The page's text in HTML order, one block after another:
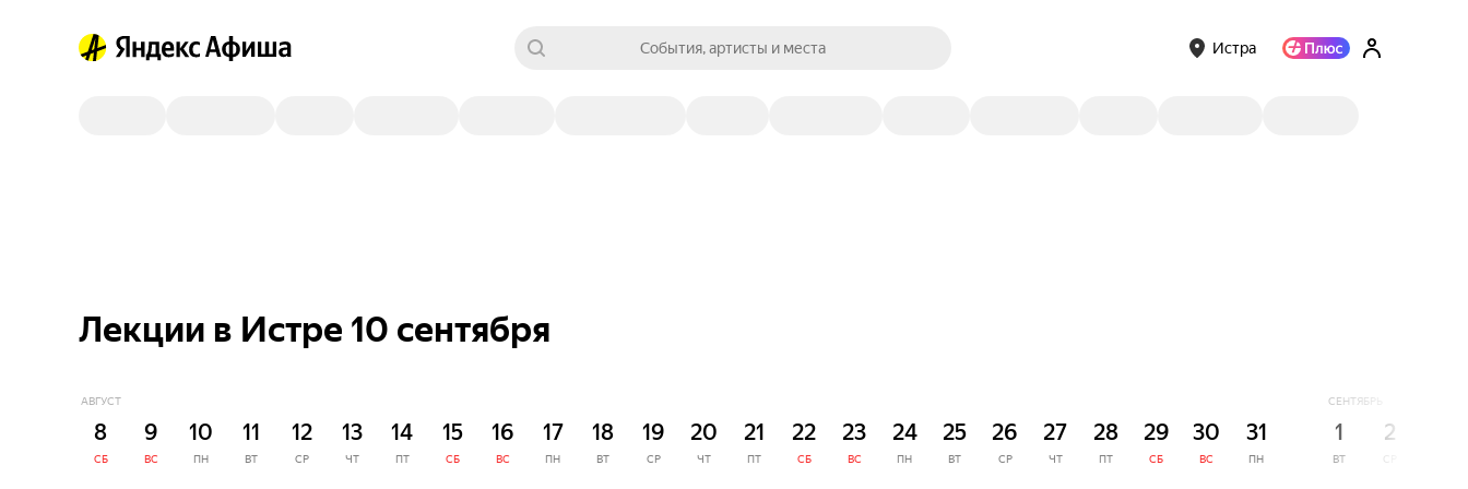
События, артисты и места Истра
Лекции в Истре 10 сентября
АВГУСТ
8
СБ
9
ВС
10
ПН
11
ВТ
12
СР
13
ЧТ
14
ПТ
15
СБ
16
ВС
17
ПН
18
ВТ
19
СР
20
ЧТ
21
ПТ
22
СБ
23
ВС
24
ПН
25
ВТ
26
СР
27
ЧТ
28
ПТ
29
СБ
30
ВС
31
ПН
СЕНТЯБРЬ
1
ВТ
2